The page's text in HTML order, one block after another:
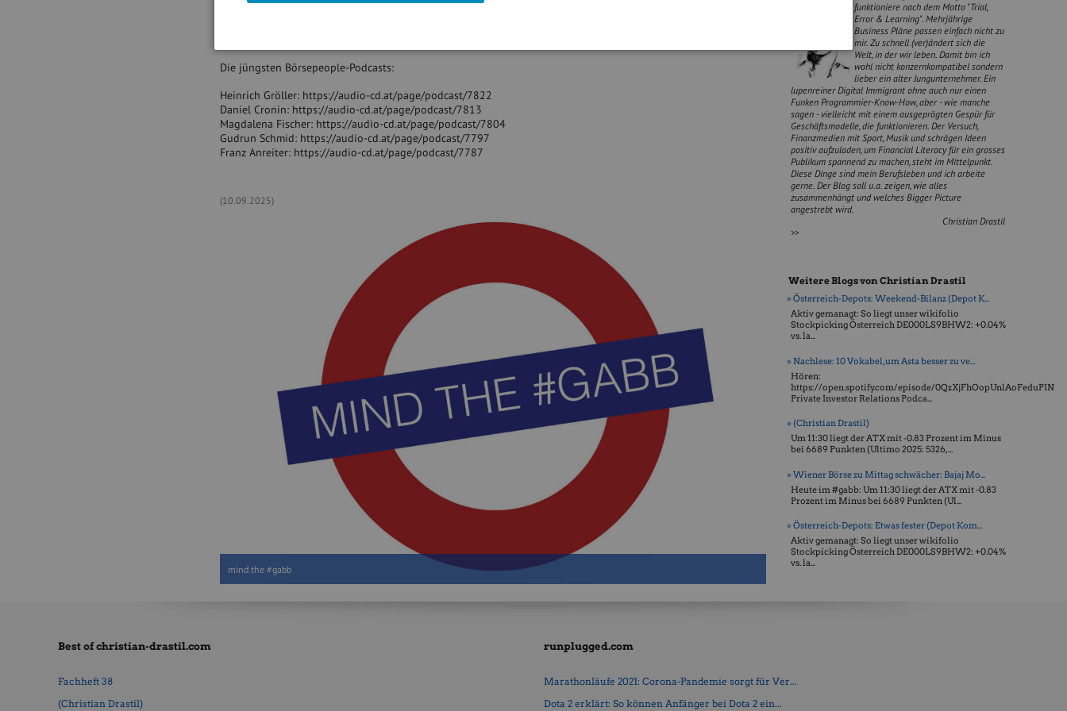
Die jüngsten Börsepeople-Podcasts:
Heinrich Gröller: https://audio-cd.at/page/podcast/7822
Daniel Cronin: https://audio-cd.at/page/podcast/7813
Magdalena Fischer: https://audio-cd.at/page/podcast/7804
Gudrun Schmid: https://audio-cd.at/page/podcast/7797
Franz Anreiter: https://audio-cd.at/page/podcast/7787
(10.09.2025)
mind the #gabb
funktioniere nach dem Motto "Trial,
Error & Learning". Mehrjährige
Business Pläne passen einfach nicht zu
mir. Zu schnell (ver)ändert sich die
Welt, in der wir leben. Damit bin ich
wohl nicht konzernkompatibel sondern
lieber ein alter Jungunternehmer. Ein
lupenreiner Digital Immigrant ohne auch nur einen
Funken Programmier-Know-How, aber - wie manche
sagen - vielleicht mit einem ausgeprägten Gespür für
Geschäftsmodelle, die funktionieren. Der Versuch,
Finanzmedien mit Sport, Musik und schrägen Ideen
positiv aufzuladen, um Financial Literacy für ein grosses
Publikum spannend zu machen, steht im Mittelpunkt.
Diese Dinge sind mein Berufsleben und ich arbeite
gerne. Der Blog soll u.a. zeigen, wie alles
zusammenhängt und welches Bigger Picture
angestrebt wird.
Christian Drastil
>>
Weitere Blogs von Christian Drastil
» Österreich-Depots: Weekend-Bilanz (Depot K...
Aktiv gemanagt: So liegt unser wikifolio
Stockpicking Öster­reich DE000LS9BHW2: +0.04%
vs. la...
» Nachlese: 10 Vokabel, um Asta besser zu ve...
Hören:
https://open.spotify.com/episode/0QzXjFhOopUnlAoFeduPIN
Private Investor Relations Podca...
» (Christian Drastil)
Um 11:30 liegt der ATX mit -0.83 Prozent im Minus
bei 6689 Punkten (Ultimo 2025: 5326, ...
» Wiener Börse zu Mittag schwächer: Bajaj Mo...
Heute im #gabb: Um 11:30 liegt der ATX mit -0.83
Prozent im Minus bei 6689 Punkten (Ul...
» Österreich-Depots: Etwas fester (Depot Kom...
Aktiv gemanagt: So liegt unser wikifolio
Stockpicking Öster­reich DE000LS9BHW2: +0.04%
vs. la...
Best of christian-drastil.com
Fachheft 38
(Christian Drastil)
runplugged.com
Marathonläufe 2021: Corona-Pandemie sorgt für Ver...
Dota 2 erklärt: So können Anfänger bei Dota 2 ein...